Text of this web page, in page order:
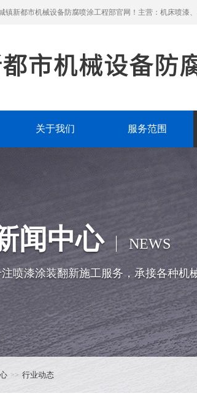
镇新都市机械设备防腐喷涂工程部官网！主营：机床喷漆
关于我们 服务范围
闻中心 NEWS
喷漆涂装翻新施工服务，承接各种机
行业动态